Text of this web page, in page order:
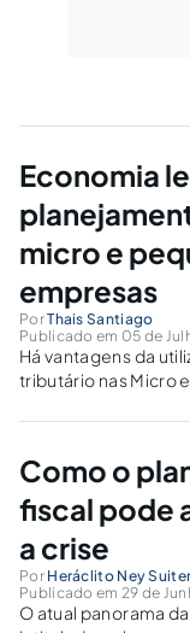
Economia
micro e
empresas
PorThais Santiago
Publicado em 05 de
Há vantagens da
tributário nas Micro
Como o
fiscal pode
a crise
Por Heráclito Ney Suiter
Publicado em 29 de
O atual panorama